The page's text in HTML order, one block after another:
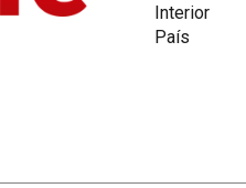
Interior
País